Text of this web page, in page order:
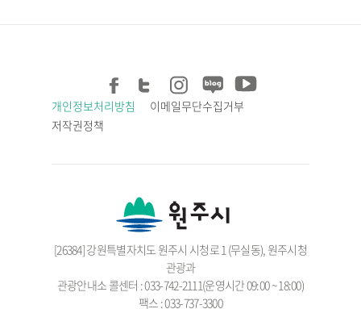
개인정보처리방침
이메일무단수집거부
저작권정책
[26384] 강원특별자치도 원주시 시청로 1 (무실동), 원주시청
관광과
관광안내소 콜센터 : 033-742-2111(운영시간 09:00 ~ 18:00)
팩스 : 033-737-3300